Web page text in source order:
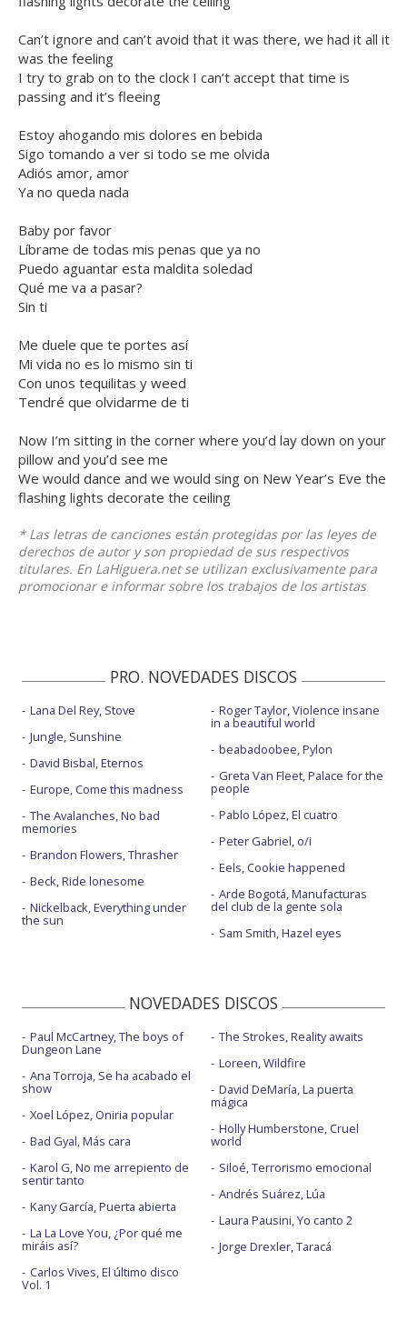
Can’t ignore and can’t avoid that it was there, we had it all it
was the feeling
I try to grab on to the clock I can’t accept that time is
passing and it’s fleeing
Estoy ahogando mis dolores en bebida
Sigo tomando a ver si todo se me olvida
Adiós amor, amor
Ya no queda nada
Baby por favor
Líbrame de todas mis penas que ya no
Puedo aguantar esta maldita soledad
Qué me va a pasar?
Sin ti
Me duele que te portes así
Mi vida no es lo mismo sin ti
Con unos tequilitas y weed
Tendré que olvidarme de ti
Now I’m sitting in the corner where you’d lay down on your
pillow and you’d see me
We would dance and we would sing on New Year’s Eve the
flashing lights decorate the ceiling
* Las letras de canciones están protegidas por las leyes de
derechos de autor y son propiedad de sus respectivos
titulares. En LaHiguera.net se utilizan exclusivamente para
promocionar e informar sobre los trabajos de los artistas
PRO. NOVEDADES DISCOS
Lana Del Rey, Stove
Jungle, Sunshine
David Bisbal, Eternos
Europe, Come this madness
The Avalanches, No bad
memories
Brandon Flowers, Thrasher
Beck, Ride lonesome
Nickelback, Everything under
the sun
Roger Taylor, Violence insane
in a beautiful world
beabadoobee, Pylon
Greta Van Fleet, Palace for the
people
Pablo López, El cuatro
Peter Gabriel, o/i
Eels, Cookie happened
Arde Bogotá, Manufacturas
del club de la gente sola
Sam Smith, Hazel eyes
NOVEDADES DISCOS
Paul McCartney, The boys of
Dungeon Lane
Ana Torroja, Se ha acabado el
show
Xoel López, Oniria popular
Bad Gyal, Más cara
Karol G, No me arrepiento de
sentir tanto
Kany García, Puerta abierta
La La Love You, ¿Por qué me
miráis así?
Carlos Vives, El último disco
Vol. 1
The Strokes, Reality awaits
Loreen, Wildfire
David DeMaría, La puerta
mágica
Holly Humberstone, Cruel
world
Siloé, Terrorismo emocional
Andrés Suárez, Lúa
Laura Pausini, Yo canto 2
Jorge Drexler, Taracá